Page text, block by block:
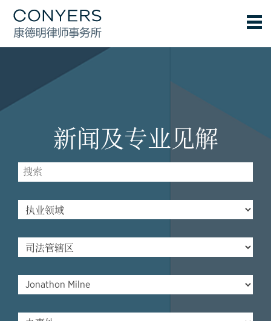
新闻及专业见解